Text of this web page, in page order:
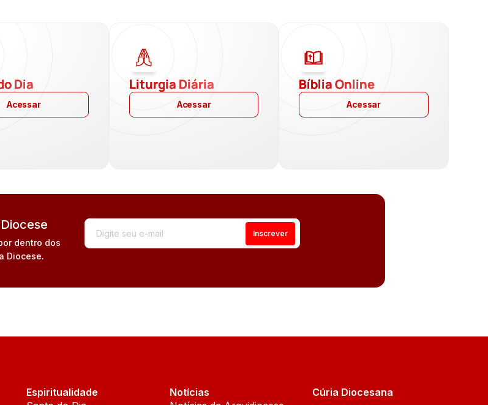
Dia
Acessar
Liturgia Diária
Acessar
Bíblia Online
Acessar
dentro dos
Diocese.
Espiritualidade
Notícias
Cúria Diocesana